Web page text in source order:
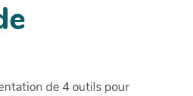
de 4 outils pour